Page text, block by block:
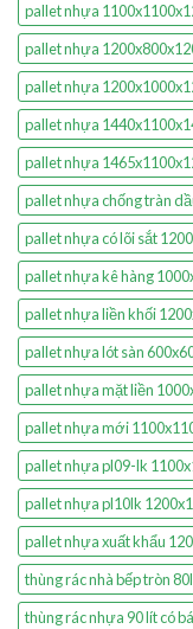
pallet nhựa
pallet nhựa
pallet nhựa
pallet nhựa
pallet nhựa
pallet nhựa chống tràn
pallet nhựa có lõi sắt
pallet nhựa kê hàng
pallet nhựa liền khối
pallet nhựa lót sàn
pallet nhựa mặt liền
pallet nhựa mới
pallet nhựa pl09-lk
pallet nhựa pl10lk
pallet nhựa xuất khẩu
thùng rác nhà bếp tròn 80l
thùng rác nhựa 90 lít có